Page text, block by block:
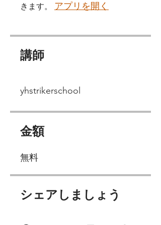
きます。
アプリを開く
講師
yhstrikerschool
金額
無料
シェアしましょう